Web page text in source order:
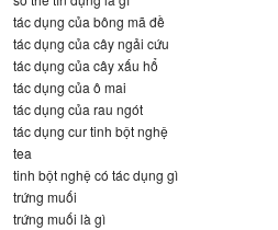
tác dụng của bông mã đề
tác dụng của cây ngải cứu
tác dụng của cây xấu hổ
tác dụng của ô mai
tác dụng của rau ngót
tác dụng cur tinh bột nghệ
tea
tinh bột nghệ có tác dụng gì
trứng muối
trứng muối là gì